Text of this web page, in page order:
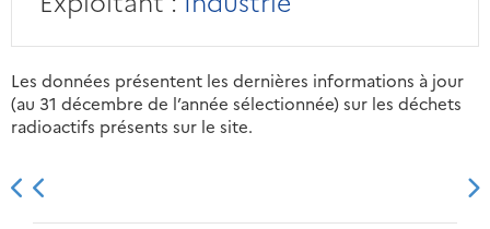
Les données présentent les dernières informations à jour
(au 31 décembre de l’année sélectionnée) sur les déchets
radioactifs présents sur le site.